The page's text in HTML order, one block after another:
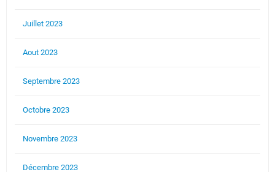
Juillet 2023
Aout 2023
Septembre 2023
Octobre 2023
Novembre 2023
Décembre 2023